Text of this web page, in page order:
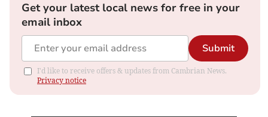
Get your latest local news for free in your
email inbox
Submit
I'd like to receive offers & updates from Cambrian News.
Privacy notice